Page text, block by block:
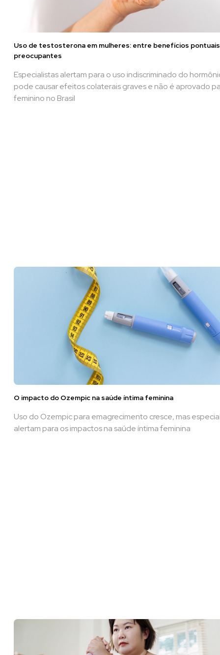
Uso de testosterona em mulheres: entre benefícios
preocupantes
Especialistas alertam para o uso indiscriminado do
pode causar efeitos colaterais graves e não é aprovado
feminino no Brasil​
O impacto do Ozempic na saúde íntima feminina
Uso do Ozempic para emagrecimento cresce, mas
alertam para os impactos na saúde íntima feminina